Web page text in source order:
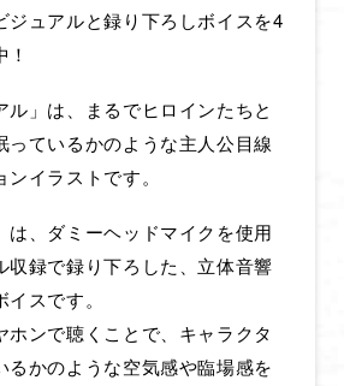
ジュアルと録り下ろしボイスを4
ル」は、まるでヒロインたちと
っているかのような主人公目線
イラストです。
は、ダミーヘッドマイクを使用
収録で録り下ろした、立体音響
スです。
ホンで聴くことで、キャラクタ
るかのような空気感や臨場感を